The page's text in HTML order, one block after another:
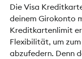
Die Visa
deinem Girokonto
Kreditkartenlimit
Flexibilität, um
abzufedern. Denn